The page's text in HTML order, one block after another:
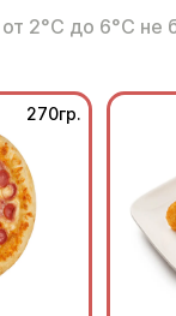
от 2°С до 6°С не
270гр.